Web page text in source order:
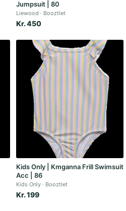
Jumpsuit | 80
Liewood Booztlet
Kr. 450
Kids Only | Kmganna Frill Swimsuit
Acc | 86
Kids Only Booztlet
Kr. 199